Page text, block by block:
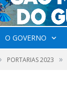
O GOVERNO
PORTARIAS 2023 »